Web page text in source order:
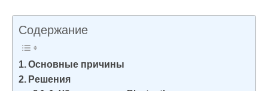
Содержание
Основные причины
Решения